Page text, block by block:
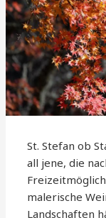
St. Stefan ob
all jene, die
malerische
Landschaften